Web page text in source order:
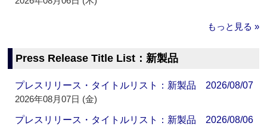
もっと見る »
Press Release Title List：新製品
プレスリリース・タイトルリスト：新製品 2026/08/07
2026年08月07日 (金)
プレスリリース・タイトルリスト：新製品 2026/08/06